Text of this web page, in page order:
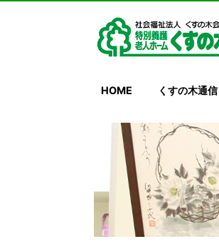
HOME くすの木通信